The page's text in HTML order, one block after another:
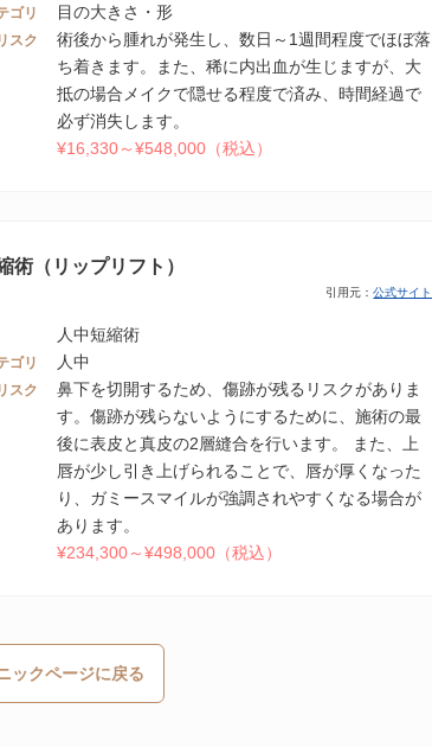
ゴリ 目の大きさ・形
スク
術後から腫れが発生し、数日～1週間程度でほぼ落
ち着きます。また、稀に内出血が生じますが、大
抵の場合メイクで隠せる程度で済み、時間経過で
必ず消失します。
¥16,330～¥548,000（税込）
術（リップリフト）
引用元：公式サイト
人中短縮術
ゴリ 人中
スク
鼻下を切開するため、傷跡が残るリスクがありま
す。傷跡が残らないようにするために、施術の最
後に表皮と真皮の2層縫合を行います。 また、上
唇が少し引き上げられることで、唇が厚くなった
り、ガミースマイルが強調されやすくなる場合が
あります。
¥234,300～¥498,000（税込）
ックページに戻る